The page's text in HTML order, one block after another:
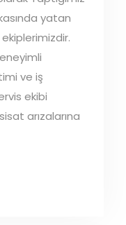
yatan
ve iş
ekibi
arızalarına